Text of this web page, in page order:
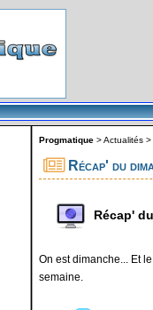
Progmatique >Actualités >
Récap' du
Récap'
On est dimanche... Et
semaine.